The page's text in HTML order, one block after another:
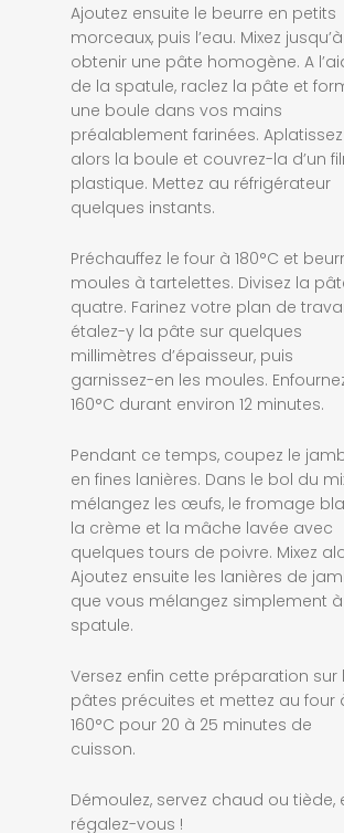
Ajoutez ensuite le beurre en petits
morceaux, puis l’eau. Mixez jusqu’à
obtenir une pâte homogène. A
de la spatule, raclez la pâte et
une boule dans vos mains
préalablement farinées. Aplatissez
alors la boule et couvrez-la d’un
plastique. Mettez au réfrigérateur
quelques instants.
Préchauffez le four à 180°C et
moules à tartelettes. Divisez la
quatre. Farinez votre plan de
étalez-y la pâte sur quelques
millimètres d’épaisseur, puis
garnissez-en les moules.
160°C durant environ 12 minutes.
Pendant ce temps, coupez le
en fines lanières. Dans le bol du
mélangez les œufs, le fromage
la crème et la mâche lavée avec
quelques tours de poivre. Mixez
Ajoutez ensuite les lanières de
que vous mélangez simplement
spatule.
Versez enfin cette préparation sur
pâtes précuites et mettez au four
160°C pour 20 à 25 minutes de
cuisson.
Démoulez, servez chaud ou tiède,
régalez-vous !